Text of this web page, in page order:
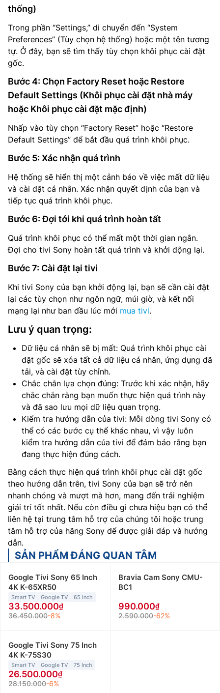
thống)
Trong phần “Settings,” di chuyển đến “System
Preferences” (Tùy chọn hệ thống) hoặc một tên tương
tự. Ở đây, bạn sẽ tìm thấy tùy chọn khôi phục cài đặt
gốc.
Bước 4: Chọn Factory Reset hoặc Restore
Default Settings (Khôi phục cài đặt nhà máy
hoặc Khôi phục cài đặt mặc định)
Nhấp vào tùy chọn “Factory Reset” hoặc “Restore
Default Settings” để bắt đầu quá trình khôi phục.
Bước 5: Xác nhận quá trình
Hệ thống sẽ hiển thị một cảnh báo về việc mất dữ liệu
và cài đặt cá nhân. Xác nhận quyết định của bạn và
tiếp tục quá trình khôi phục.
Bước 6: Đợi tới khi quá trình hoàn tất
Quá trình khôi phục có thể mất một thời gian ngắn.
Đợi cho tivi Sony hoàn tất quá trình và khởi động lại.
Bước 7: Cài đặt lại tivi
Khi tivi Sony của bạn khởi động lại, bạn sẽ cần cài đặt
lại các tùy chọn như ngôn ngữ, múi giờ, và kết nối
mạng lại như ban đầu lúc mới mua tivi.
Lưu ý quan trọng:
Dữ liệu cá nhân sẽ bị mất: Quá trình khôi phục cài
đặt gốc sẽ xóa tất cả dữ liệu cá nhân, ứng dụng đã
tải, và cài đặt tùy chỉnh.
Chắc chắn lựa chọn đúng: Trước khi xác nhận, hãy
chắc chắn rằng bạn muốn thực hiện quá trình này
và đã sao lưu mọi dữ liệu quan trọng.
Kiểm tra hướng dẫn của tivi: Mỗi dòng tivi Sony có
thể có các bước cụ thể khác nhau, vì vậy luôn
kiểm tra hướng dẫn của tivi để đảm bảo rằng bạn
đang thực hiện đúng cách.
Bằng cách thực hiện quá trình khôi phục cài đặt gốc
theo hướng dẫn trên, tivi Sony của bạn sẽ trở nên
nhanh chóng và mượt mà hơn, mang đến trải nghiệm
giải trí tốt nhất. Nếu còn điều gì chưa hiệu bạn có thể
liên hệ tại trung tâm hỗ trợ của chúng tôi hoặc trung
tâm hỗ trợ của hãng Sony để được giải đáp và hướng
dẫn.
SẢN PHẨM ĐÁNG QUAN TÂM
Google Tivi Sony 65 Inch
4K K-65XR50
Smart TV Google TV 65 Inch
33.500.000
36.450.000-8%
Bravia Cam Sony CMU-
BC1
990.000
2.590.000-62%
Google Tivi Sony 75 Inch
4K K-75S30
Smart TV Google TV 75 Inch
26.500.000
28.150.000-6%